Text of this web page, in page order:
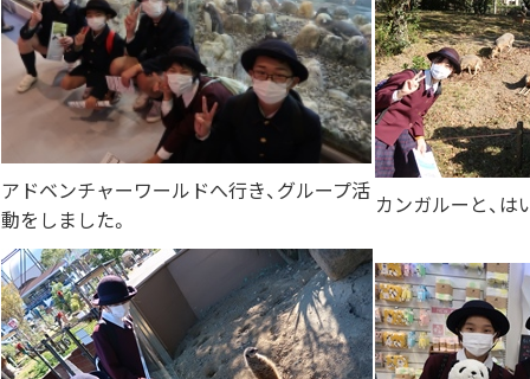
アドベンチャーワールドへ行き、グループ活
動をしました。
カンガルーと、は